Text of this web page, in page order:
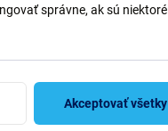
správne, ak sú niektoré
Akceptovať všetky